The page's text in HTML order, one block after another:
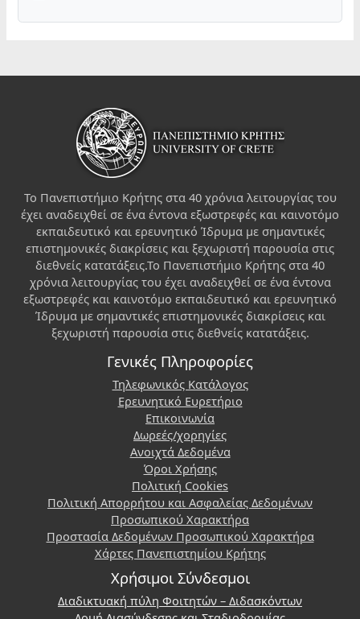
Το Πανεπιστήμιο Κρήτης στα 40 χρόνια λειτουργίας του
έχει αναδειχθεί σε ένα έντονα εξωστρεφές και καινοτόμο
εκπαιδευτικό και ερευνητικό Ίδρυμα με σημαντικές
επιστημονικές διακρίσεις και ξεχωριστή παρουσία στις
διεθνείς κατατάξεις.Το Πανεπιστήμιο Κρήτης στα 40
χρόνια λειτουργίας του έχει αναδειχθεί σε ένα έντονα
εξωστρεφές και καινοτόμο εκπαιδευτικό και ερευνητικό
Ίδρυμα με σημαντικές επιστημονικές διακρίσεις και
ξεχωριστή παρουσία στις διεθνείς κατατάξεις.
Γενικές Πληροφορίες
Τηλεφωνικός Κατάλογος
Ερευνητικό Ευρετήριο
Επικοινωνία
Δωρεές/χορηγίες
Ανοιχτά Δεδομένα
Όροι Χρήσης
Πολιτική Cookies
Πολιτική Απορρήτου και Ασφαλείας Δεδομένων
Προσωπικού Χαρακτήρα
Προστασία Δεδομένων Προσωπικού Χαρακτήρα
Χάρτες Πανεπιστημίου Κρήτης
Χρήσιμοι Σύνδεσμοι
Διαδικτυακή πύλη Φοιτητών – Διδασκόντων